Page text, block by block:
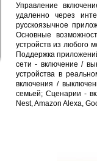
Управление
удаленно через
русскоязычное
Основные
устройств из любого
Поддержка
сети - включение /
устройства в
включения /
семьей; Сценарии -
Nest, Amazon Alexa,